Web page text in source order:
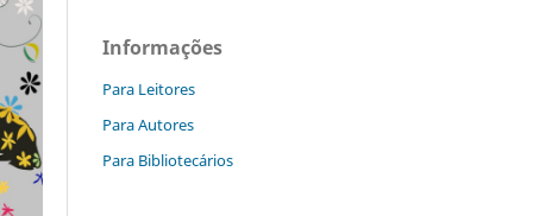
Informações
Para Leitores
Para Autores
Para Bibliotecários